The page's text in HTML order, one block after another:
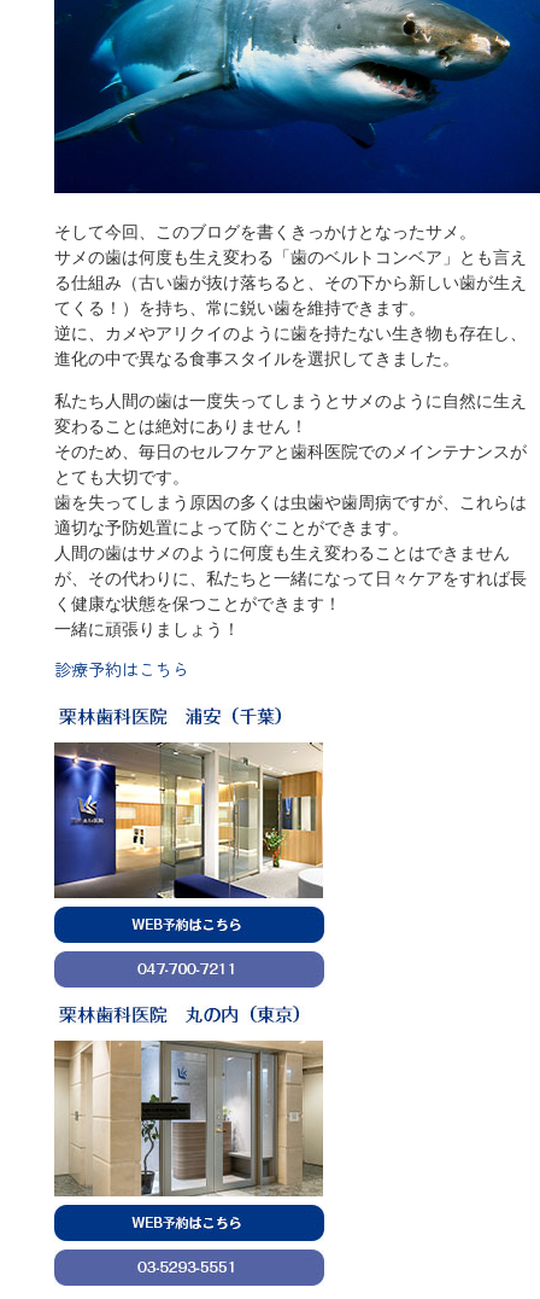
そして今回、このブログを書くきっかけとなったサメ。
サメの歯は何度も生え変わる「歯のベルトコンベア」とも言え
る仕組み（古い歯が抜け落ちると、その下から新しい歯が生え
てくる！）を持ち、常に鋭い歯を維持できます。
逆に、カメやアリクイのように歯を持たない生き物も存在し、
進化の中で異なる食事スタイルを選択してきました。
私たち人間の歯は一度失ってしまうとサメのように自然に生え
変わることは絶対にありません！
そのため、毎日のセルフケアと歯科医院でのメインテナンスが
とても大切です。
歯を失ってしまう原因の多くは虫歯や歯周病ですが、これらは
適切な予防処置によって防ぐことができます。
人間の歯はサメのように何度も生え変わることはできません
が、その代わりに、私たちと一緒になって日々ケアをすれば長
く健康な状態を保つことができます！
一緒に頑張りましょう！
診療予約はこちら